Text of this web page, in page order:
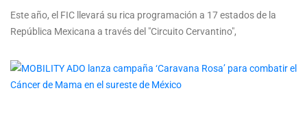
Este año, el FIC llevará su rica programación a 17 estados de la
República Mexicana a través del "Circuito Cervantino",